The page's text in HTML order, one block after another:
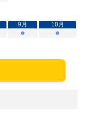
9月 10月
○ ○